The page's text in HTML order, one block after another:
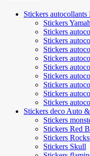
Stickers autocollants
Stickers
Stickers
Stickers
Stickers
Stickers
Stickers
Stickers
Stickers
Stickers
Stickers
Stickers deco Auto
Stickers
Stickers Red
Stickers
Stickers Skull